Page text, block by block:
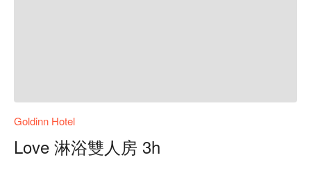
Goldinn Hotel
Love 淋浴雙人房 3h